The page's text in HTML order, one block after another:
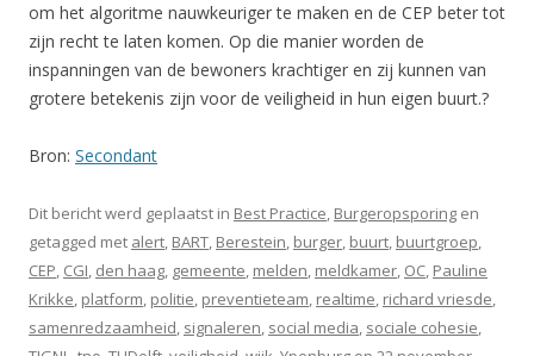
om het algoritme nauwkeuriger te maken en de CEP beter tot
zijn recht te laten komen. Op die manier worden de
inspanningen van de bewoners krachtiger en zij kunnen van
grotere betekenis zijn voor de veiligheid in hun eigen buurt.?
Bron: Secondant
Dit bericht werd geplaatst in Best Practice, Burgeropsporing en
getagged met alert, BART, Berestein, burger, buurt, buurtgroep,
CEP, CGI, den haag, gemeente, melden, meldkamer, OC, Pauline
Krikke, platform, politie, preventieteam, realtime, richard vriesde,
samenredzaamheid, signaleren, social media, sociale cohesie,